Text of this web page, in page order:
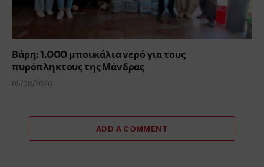
Βάρη: 1.000 μπουκάλια νερό για τους
πυρόπληκτους της Μάνδρας
05/08/2026
ADD A COMMENT